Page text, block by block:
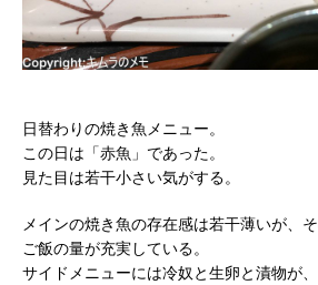
日替わりの焼き魚メニュー。
この日は「赤魚」であった。
見た目は若干小さい気がする。
メインの焼き魚の存在感は若干薄いが、
ご飯の量が充実している。
サイドメニューには冷奴と生卵と漬物が